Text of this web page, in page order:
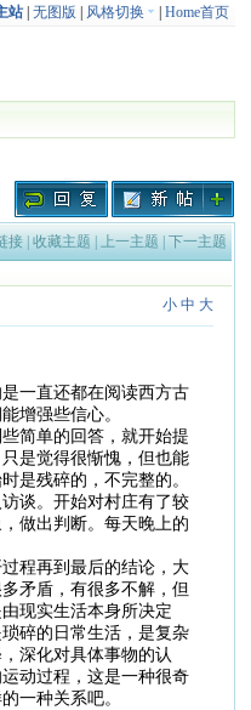
站| 无图版 风格切换 Home首页
接| 收藏主题 | 上一主题 | 下一主题
小 中 大
一直还都在阅读西方古
增强些信心。
简单的回答，就开始提
是觉得很惭愧，但也能
是残碎的，不完整的。
谈。开始对村庄有了较
做出判断。每天晚上的
程再到最后的结论，大
矛盾，有很多不解，但
现实生活本身所决定
碎的日常生活，是复杂
深化对具体事物的认
动过程，这是一种很奇
一种关系吧。